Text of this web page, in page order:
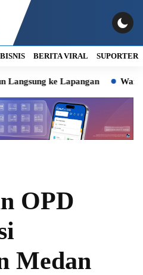
BISNIS BERITA VIRAL SUPORTER
ke Lapangan Warga
OPD
Medan